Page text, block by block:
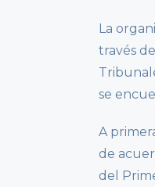
La
través
se
A
de
del